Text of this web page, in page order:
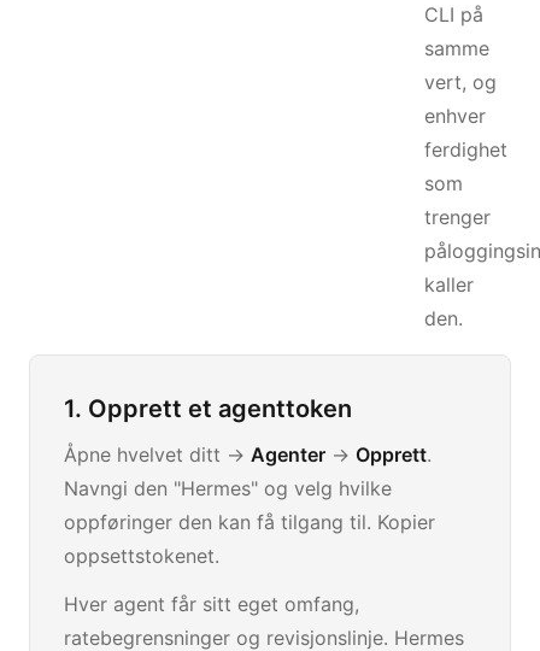
CLI på
samme
vert, og
enhver
ferdighet
som
trenger
kaller
den.
1. Opprett et agenttoken
Åpne hvelvet ditt → Agenter → Opprett.
Navngi den "Hermes" og velg hvilke
oppføringer den kan få tilgang til. Kopier
oppsettstokenet.
Hver agent får sitt eget omfang,
ratebegrensninger og revisjonslinje. Hermes